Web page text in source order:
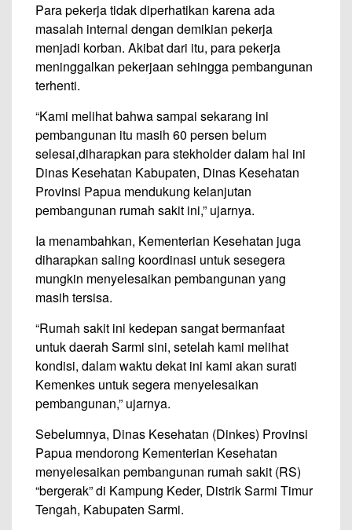
Para pekerja tidak diperhatikan karena ada
masalah internal dengan demikian pekerja
menjadi korban. Akibat dari itu, para pekerja
meninggalkan pekerjaan sehingga pembangunan
terhenti.
“Kami melihat bahwa sampai sekarang ini
pembangunan itu masih 60 persen belum
selesai,diharapkan para stekholder dalam hal ini
Dinas Kesehatan Kabupaten, Dinas Kesehatan
Provinsi Papua mendukung kelanjutan
pembangunan rumah sakit ini,” ujarnya.
Ia menambahkan, Kementerian Kesehatan juga
diharapkan saling koordinasi untuk sesegera
mungkin menyelesaikan pembangunan yang
masih tersisa.
“Rumah sakit ini kedepan sangat bermanfaat
untuk daerah Sarmi sini, setelah kami melihat
kondisi, dalam waktu dekat ini kami akan surati
Kemenkes untuk segera menyelesaikan
pembangunan,” ujarnya.
Sebelumnya, Dinas Kesehatan (Dinkes) Provinsi
Papua mendorong Kementerian Kesehatan
menyelesaikan pembangunan rumah sakit (RS)
“bergerak” di Kampung Keder, Distrik Sarmi Timur
Tengah, Kabupaten Sarmi.